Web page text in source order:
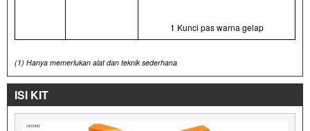
1 Kunci pas warna gelap
(1) Hanya memerlukan alat dan teknik sederhana
ISI KIT